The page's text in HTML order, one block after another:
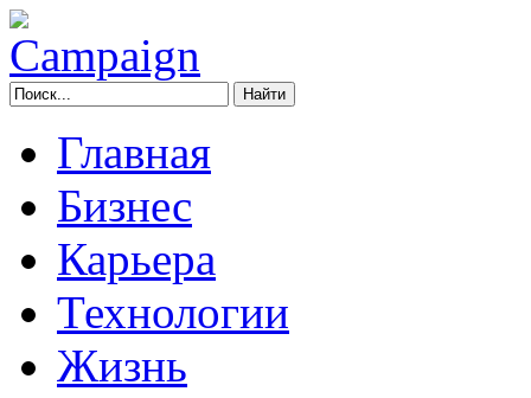
Главная
Бизнес
Карьера
Технологии
Жизнь